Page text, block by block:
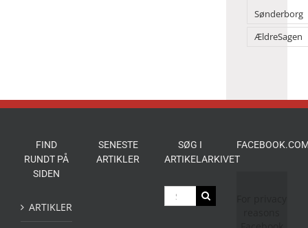
Sønderborg
ÆldreSagen
FIND
RUNDT PÅ
SIDEN
ARTIKLER
SENESTE
ARTIKLER
SØG I
ARTIKELARKIVET
Søg
efter: